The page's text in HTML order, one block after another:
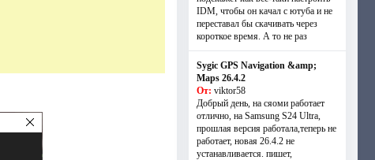
IDM, чтобы он качал с ютуба и не
переставал бы скачивать через
короткое время. А то не раз
Sygic GPS Navigation &amp;
Maps 26.4.2
От: viktor58
Добрый день, на сяоми работает
отлично, на Samsung S24 Ultra,
прошлая версия работала,теперь не
работает, новая 26.4.2 не
устанавливается. пишет,